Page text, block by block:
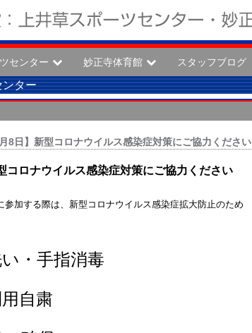
センター 妙正寺体育館 スタッフブログ
ンター
8日】新型コロナウイルス感染症対策にご協力ください
コロナウイルス感染症対策にご協力ください
加する際は、新型コロナウイルス感染症拡大防止のため
・手指消毒
自粛